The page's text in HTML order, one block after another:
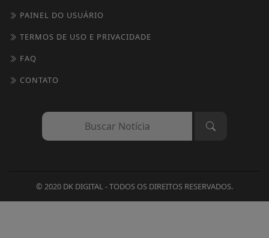
PAINEL DO USUÁRIO
TERMOS DE USO E PRIVACIDADE
FAQ
CONTATO
© 2020 DK DIGITAL - TODOS OS DIREITOS RESERVADOS.